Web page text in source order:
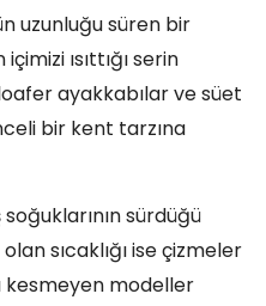
uzunluğu süren bir
ısıttığı serin
ayakkabılar ve süet
bir kent tarzına
sürdüğü
sıcaklığı ise çizmeler
kesmeyen modeller